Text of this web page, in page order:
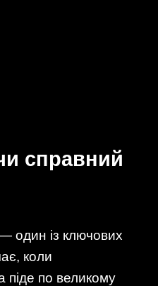
справний
один із ключових
коли
піде по великому